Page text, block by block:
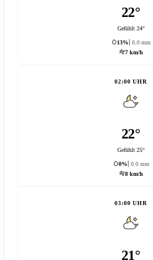
22°
Gefühlt 24°
13%
0.0 mm
7 km/h
02:00 UHR
22°
Gefühlt 25°
0%
0.0 mm
8 km/h
03:00 UHR
21°